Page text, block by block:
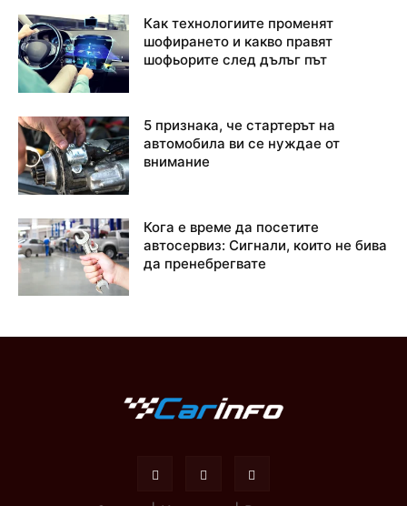
Как технологиите променят
шофирането и какво правят
шофьорите след дълъг път
5 признака, че стартерът на
автомобила ви се нуждае от
внимание
Кога е време да посетите
автосервиз: Сигнали, които не бива
да пренебрегвате